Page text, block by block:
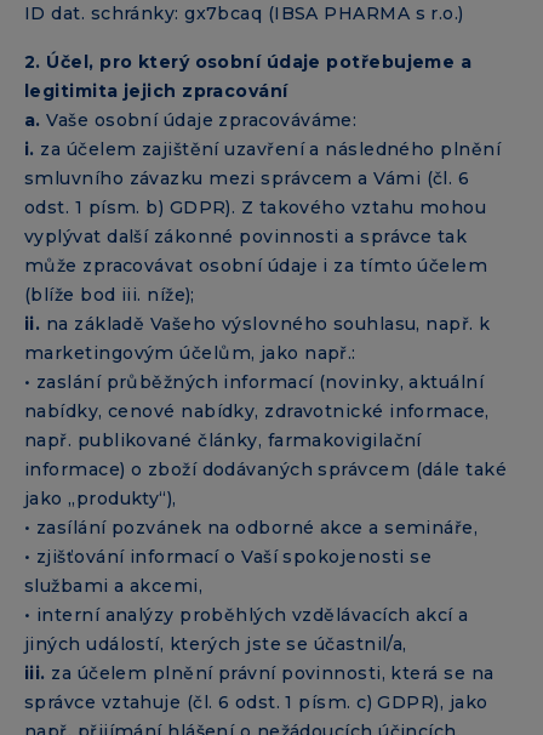
ID dat. schránky: gx7bcaq (IBSA PHARMA s r.o.)
2. Účel, pro který osobní údaje potřebujeme a
legitimita jejich zpracování
a. Vaše osobní údaje zpracováváme:
i. za účelem zajištění uzavření a následného plnění
smluvního závazku mezi správcem a Vámi (čl. 6
odst. 1 písm. b) GDPR). Z takového vztahu mohou
vyplývat další zákonné povinnosti a správce tak
může zpracovávat osobní údaje i za tímto účelem
(blíže bod iii. níže);
ii. na základě Vašeho výslovného souhlasu, např. k
marketingovým účelům, jako např.:
• zaslání průběžných informací (novinky, aktuální
nabídky, cenové nabídky, zdravotnické informace,
např. publikované články, farmakovigilační
informace) o zboží dodávaných správcem (dále také
jako „produkty“),
• zasílání pozvánek na odborné akce a semináře,
• zjišťování informací o Vaší spokojenosti se
službami a akcemi,
• interní analýzy proběhlých vzdělávacích akcí a
jiných událostí, kterých jste se účastnil/a,
iii. za účelem plnění právní povinnosti, která se na
správce vztahuje (čl. 6 odst. 1 písm. c) GDPR), jako